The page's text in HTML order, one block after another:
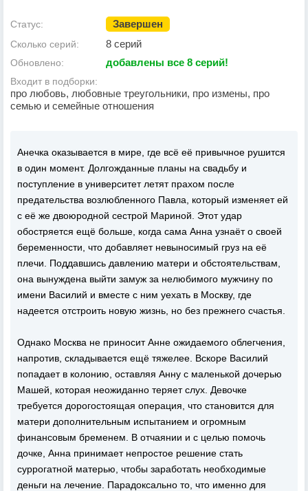
Статус: Завершен
Сколько серий: 8 серий
Обновлено: добавлены все 8 серий!
Входит в подборки:
про любовь, любовные треугольники, про измены, про
семью и семейные отношения
Анечка оказывается в мире, где всё её привычное рушится
в один момент. Долгожданные планы на свадьбу и
поступление в университет летят прахом после
предательства возлюбленного Павла, который изменяет ей
с её же двоюродной сестрой Мариной. Этот удар
обостряется ещё больше, когда сама Анна узнаёт о своей
беременности, что добавляет невыносимый груз на её
плечи. Поддавшись давлению матери и обстоятельствам,
она вынуждена выйти замуж за нелюбимого мужчину по
имени Василий и вместе с ним уехать в Москву, где
надеется отстроить новую жизнь, но без прежнего счастья.
Однако Москва не приносит Анне ожидаемого облегчения,
напротив, складывается ещё тяжелее. Вскоре Василий
попадает в колонию, оставляя Анну с маленькой дочерью
Машей, которая неожиданно теряет слух. Девочке
требуется дорогостоящая операция, что становится для
матери дополнительным испытанием и огромным
финансовым бременем. В отчаянии и с целью помочь
дочке, Анна принимает непростое решение стать
суррогатной матерью, чтобы заработать необходимые
деньги на лечение. Парадоксально то, что именно для